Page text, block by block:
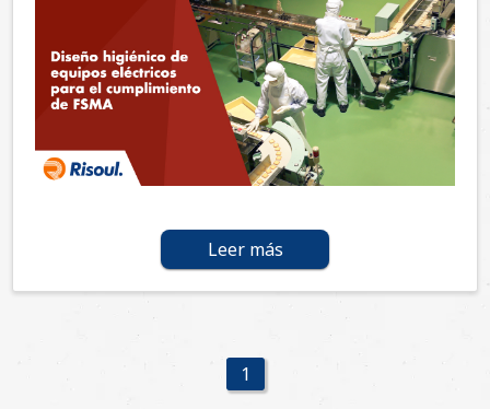
Leer más
1